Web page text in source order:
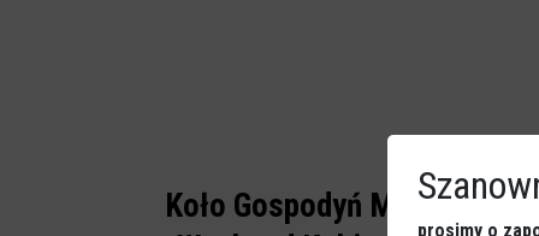
Koło Gospodyń Miejskich
prosimy o